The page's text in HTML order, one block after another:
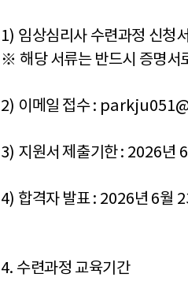
1) 임상심리사 수련과정 신청서
※ 해당 서류는 반드시 증명서
2) 이메일 접수:
3) 지원서 제출기한: 2026년 6
4) 합격자 발표: 2026년 6월
4. 수련과정 교육기간